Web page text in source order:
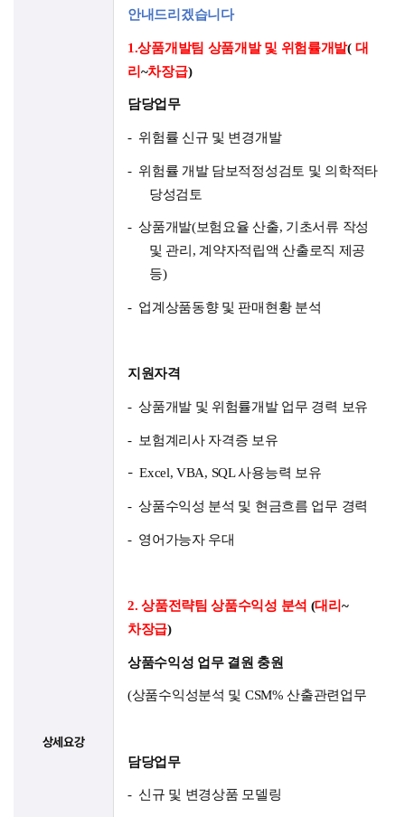
상세요강
안내드리겠습니다
1.상품개발팀 상품개발 및 위험률개발( 대
리 ~차장급)
담당업무
- 위험률 신규 및 변경개발
- 위험률 개발 담보적정성검토 및 의학적타
당성검토
-상품개발(보험요율 산출, 기초서류 작성
및 관리 , 계약자적립액 산출로직 제공
등)
- 업계상품동향 및 판매현황 분석
지원자격
-상품개발 및 위험률개발 업무 경력 보유
- 보험계리사 자격증 보유
-Excel, VBA, SQL사용능력 보유
-상품수익성 분석 및 현금흐름 업무 경력
- 영어가능자 우대
2.상품전략팀 상품수익성 분석 (대리 ~
차장급)
상품수익성 업무 결원 충원
(상품수익성분석 및 CSM%산출관련업무
담당업무
- 신규 및 변경상품 모델링